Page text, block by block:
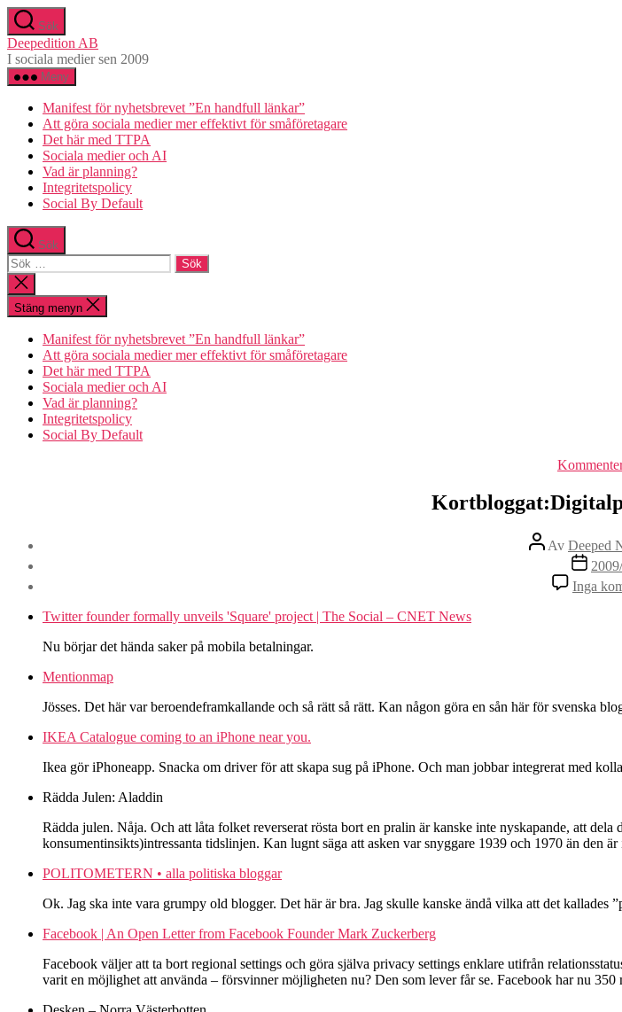
Hoppa
till
innehåll
Sök
Deepedition AB
I sociala medier sen 2009
Meny
Manifest för nyhetsbrevet ”En handfull länkar”
Att göra sociala medier mer effektivt för småföretagare
Det här med TTPA
Sociala medier och AI
Vad är planning?
Integritetspolicy
Social By Default
Sök
Sök
efter:
Stäng
sökningen
Stäng menyn
Manifest för nyhetsbrevet ”En handfull länkar”
Att göra sociala medier mer effektivt för småföretagare
Det här med TTPA
Sociala medier och AI
Vad är planning?
Integritetspolicy
Social By Default
Inläggsförfattare
Av Deeped
Inga
Twitter founder formally unveils 'Square' project | The Social – CNET News
Nu börjar det hända saker på mobila betalningar.
Mentionmap
Jösses. Det här var beroendeframkallande och så rätt så rätt. Kan någon göra en sån här för svenska
IKEA Catalogue coming to an iPhone near you.
Ikea gör iPhoneapp. Snacka om driver för att skapa sug på iPhone. Och man jobbar integrerat med
Rädda Julen: Aladdin
Rädda julen. Nåja. Och att låta folket reverserat rösta bort en pralin är kanske inte nyskapande, att
konsumentinsikts)intressanta tidslinjen. Kan lugnt säga att asken var snyggare 1939 och 1970 än den
POLITOMETERN • alla politiska bloggar
Ok. Jag ska inte vara grumpy old blogger. Det här är bra. Jag skulle kanske ändå vilka att det
Facebook | An Open Letter from Facebook Founder Mark Zuckerberg
Facebook väljer att ta bort regional settings och göra själva privacy settings enklare utifrån
varit en möjlighet att använda – försvinner möjligheten nu? Den som lever får se. Facebook har nu